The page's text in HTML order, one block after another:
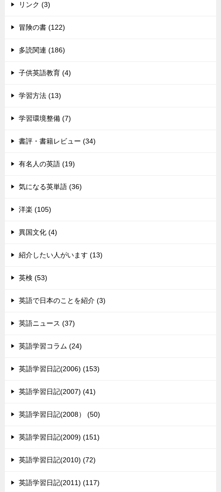
リンク (3)
冒険の書 (122)
多読関連 (186)
子供英語教育 (4)
学習方法 (13)
学習環境整備 (7)
書評・書籍レビュー (34)
有名人の英語 (19)
気になる英単語 (36)
洋楽 (105)
異国文化 (4)
紹介したい人がいます (13)
英検 (53)
英語で日本のことを紹介 (3)
英語ニュース (37)
英語学習コラム (24)
英語学習日記(2006) (153)
英語学習日記(2007) (41)
英語学習日記(2008） (50)
英語学習日記(2009) (151)
英語学習日記(2010) (72)
英語学習日記(2011) (117)